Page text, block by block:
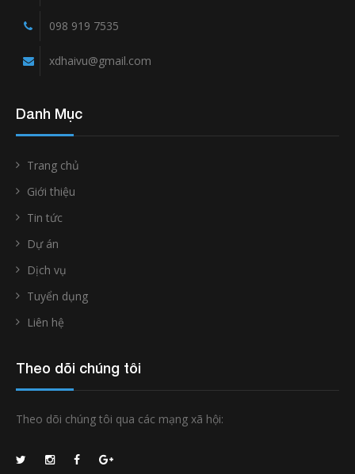
098 919 7535
xdhaivu@gmail.com
Danh Mục
Trang chủ
Giới thiệu
Tin tức
Dự án
Dịch vụ
Tuyển dụng
Liên hệ
Theo dõi chúng tôi
Theo dõi chúng tôi qua các mạng xã hội: